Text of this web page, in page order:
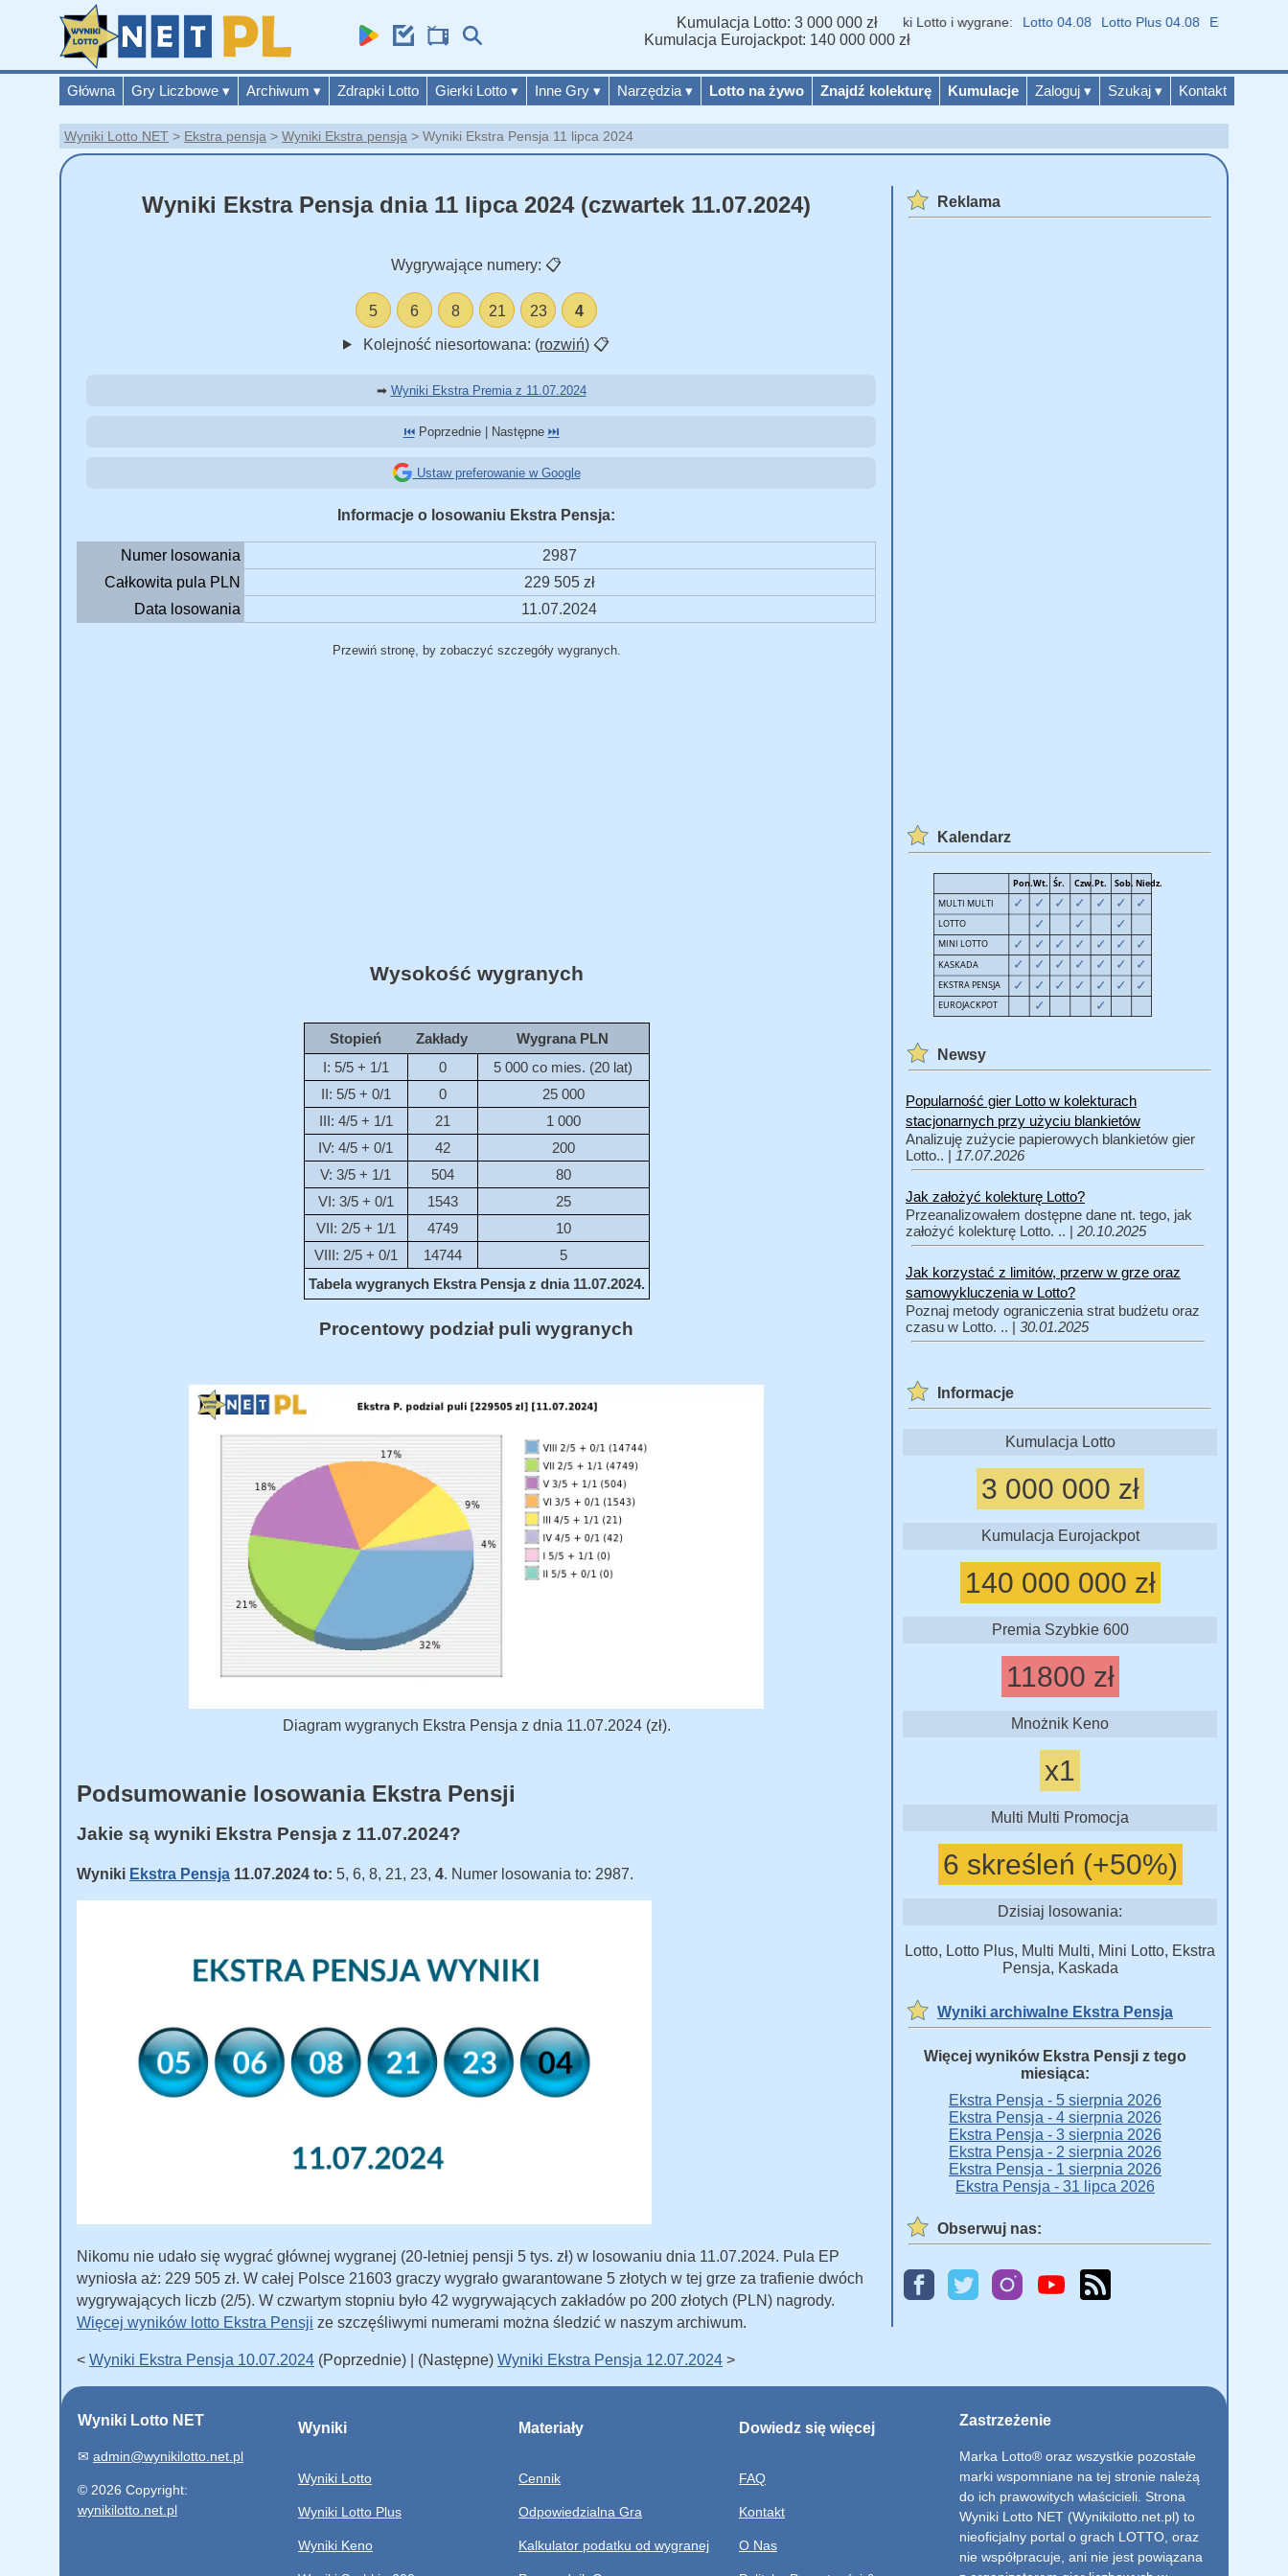
Główna Gry Liczbowe ▾ Archiwum ▾ Zdrapki Lotto Gierki Lotto ▾ Inne Gry ▾ Narzędzia ▾ Lotto na żywo Znajdź kolekturę Kumulacje Zaloguj ▾ Szukaj ▾ Kontakt
Kumulacja Lotto: 3 000 000 zł
Kumulacja Eurojackpot: 140 000 000 zł
Wyniki Lotto i wygrane: Lotto 04.08 Lotto Plus 04.08 Eurojackpot
Wyniki Lotto NET Ekstra pensja Wyniki Ekstra pensja Wyniki Ekstra Pensja 11 lipca 2024
Wyniki Ekstra Pensja dnia 11 lipca 2024 (czwartek 11.07.2024)
Wygrywające numery: 📋
5 6 8 21 23 4
Kolejność niesortowana: (rozwiń) 📋
➡ Wyniki Ekstra Premia z 11.07.2024
⏮️Poprzednie | Następne ⏭️
Ustaw preferowanie w Google
Informacje o losowaniu Ekstra Pensja:
Numer losowania
2987
Całkowita pula PLN
229 505 zł
Data losowania
11.07.2024
Przewiń stronę, by zobaczyć szczegóły wygranych.
Wysokość wygranych
Stopień Zakłady
Wygrana PLN
I: 5/5 + 1/1
0
5 000 co mies. (20 lat)
II: 5/5 + 0/1
0
25 000
III: 4/5 + 1/1
21
1 000
IV: 4/5 + 0/1
42
200
V: 3/5 + 1/1
504
80
VI: 3/5 + 0/1
1543
25
VII: 2/5 + 1/1
4749
10
VIII: 2/5 + 0/1
14744
5
Tabela wygranych Ekstra Pensja z dnia 11.07.2024.
Procentowy podział puli wygranych
Diagram wygranych Ekstra Pensja z dnia 11.07.2024 (zł).
Podsumowanie losowania Ekstra Pensji
Jakie są wyniki Ekstra Pensja z 11.07.2024?
Wyniki Ekstra Pensja 11.07.2024 to: 5, 6, 8, 21, 23, 4. Numer losowania to: 2987.
Nikomu nie udało się wygrać głównej wygranej (20-letniej pensji 5 tys. zł) w losowaniu dnia 11.07.2024. Pula EP
wyniosła aż: 229 505 zł. W całej Polsce 21603 graczy wygrało gwarantowane 5 złotych w tej grze za trafienie dwóch
wygrywających liczb (2/5). W czwartym stopniu było 42 wygrywających zakładów po 200 złotych (PLN) nagrody.
Więcej wyników lotto Ekstra Pensji ze szczęśliwymi numerami można śledzić w naszym archiwum.
< Wyniki Ekstra Pensja 10.07.2024 (Poprzednie) | (Następne) Wyniki Ekstra Pensja 12.07.2024 >
Reklama
Kalendarz
Newsy
Popularność gier Lotto w kolekturach
stacjonarnych przy użyciu blankietów
Analizuję zużycie papierowych blankietów gier
Lotto.. | 17.07.2026
Jak założyć kolekturę Lotto?
Przeanalizowałem dostępne dane nt. tego, jak
założyć kolekturę Lotto. .. | 20.10.2025
Jak korzystać z limitów, przerw w grze oraz
samowykluczenia w Lotto?
Poznaj metody ograniczenia strat budżetu oraz
czasu w Lotto. .. | 30.01.2025
Informacje
Kumulacja Lotto
3 000 000 zł
Kumulacja Eurojackpot
140 000 000 zł
Premia Szybkie 600
11800 zł
Mnożnik Keno
x1
Multi Multi Promocja
6 skreśleń (+50%)
Dzisiaj losowania:
Lotto, Lotto Plus, Multi Multi, Mini Lotto, Ekstra
Pensja, Kaskada
Wyniki archiwalne Ekstra Pensja
Więcej wyników Ekstra Pensji z tego
miesiąca:
Ekstra Pensja - 5 sierpnia 2026
Ekstra Pensja - 4 sierpnia 2026
Ekstra Pensja - 3 sierpnia 2026
Ekstra Pensja - 2 sierpnia 2026
Ekstra Pensja - 1 sierpnia 2026
Ekstra Pensja - 31 lipca 2026
Obserwuj nas:
Wyniki Lotto NET
✉ admin@wynikilotto.net.pl
© 2026 Copyright:
wynikilotto.net.pl
Wyniki
Wyniki Lotto
Wyniki Lotto Plus
Wyniki Keno
Materiały
Cennik
Odpowiedzialna Gra
Kalkulator podatku od wygranej
Dowiedz się więcej
FAQ
Kontakt
O Nas
Zastrzeżenie
Marka Lotto® oraz wszystkie pozostałe
marki wspomniane na tej stronie należą
do ich prawowitych właścicieli. Strona
Wyniki Lotto NET (Wynikilotto.net.pl) to
nieoficjalny portal o grach LOTTO, oraz
nie współpracuje, ani nie jest powiązana